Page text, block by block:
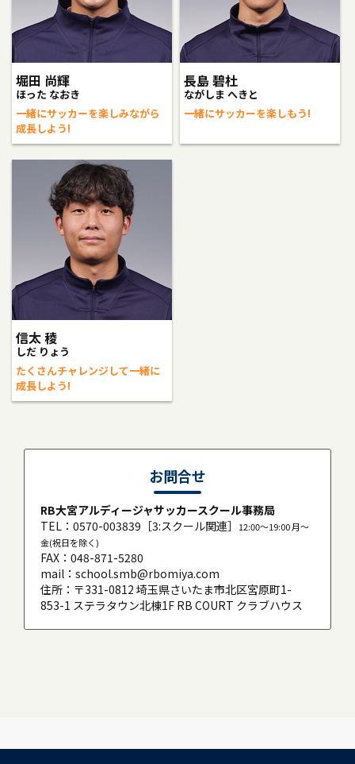
堀田 尚輝
ほった なおき
一緒にサッカーを楽しみながら
成長しよう!
長島 碧杜
ながしま へきと
一緒にサッカーを楽しもう!
信太 稜
しだ りょう
たくさんチャレンジして一緒に
成長しよう!
お問合せ
RB大宮アルディージャサッカースクール事務局
TEL： 0570-003839 ［3:スクール関連］
12:00〜19:00 月〜
金(祝日を除く)
FAX：048-871-5280
mail： school.smb@rbomiya.com
住所：〒331-0812 埼玉県さいたま市北区宮原町1-
853-1 ステラタウン北棟1F RB COURT クラブハウス